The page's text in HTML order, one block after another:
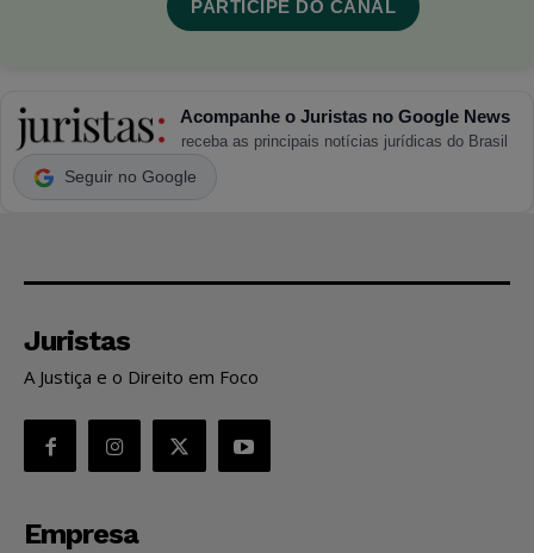
PARTICIPE DO CANAL
Acompanhe o Juristas no Google News
receba as principais notícias jurídicas do Brasil
Seguir no Google
Juristas
A Justiça e o Direito em Foco
Empresa